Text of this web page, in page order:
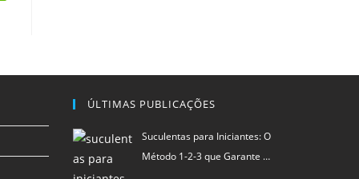
ÚLTIMAS PUBLICAÇÕES
Suculentas para Iniciantes: O
Método 1-2-3 que Garante …